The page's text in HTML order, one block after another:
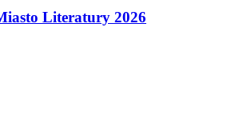
Literatury 2026